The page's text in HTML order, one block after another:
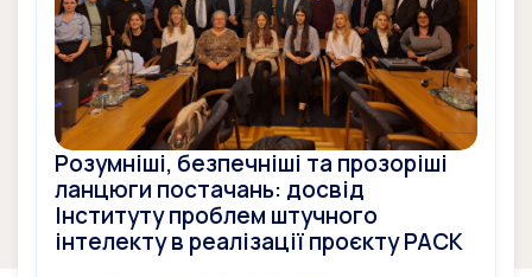
Розумніші, безпечніші та прозоріші
ланцюги постачань: досвід
Інституту проблем штучного
інтелекту в реалізації проєкту PACK